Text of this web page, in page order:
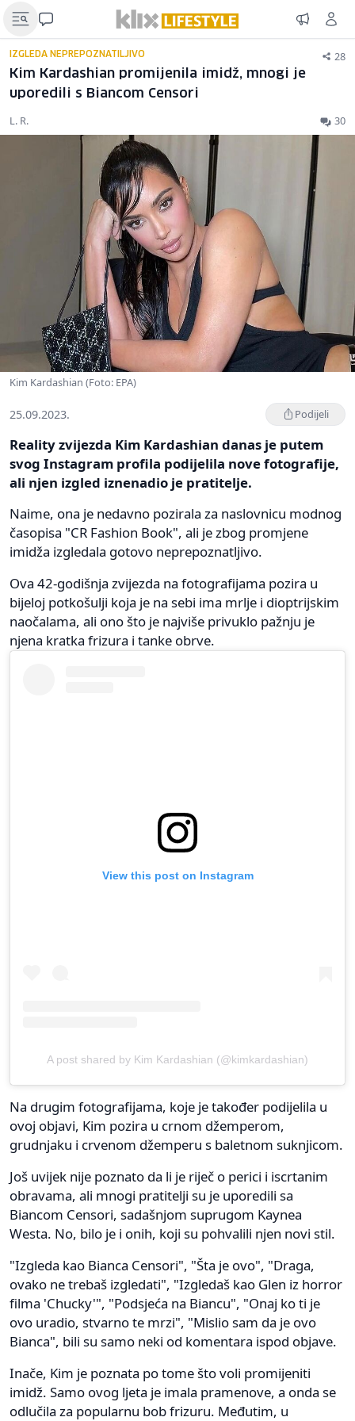
IZGLEDA NEPREPOZNATILJIVO 28
Kim Kardashian promijenila imidž, mnogi je
uporedili s Biancom Censori
L. R. 30
Kim Kardashian (Foto: EPA)
25.09.2023. Podijeli
Reality zvijezda Kim Kardashian danas je putem
svog Instagram profila podijelila nove fotografije,
ali njen izgled iznenadio je pratitelje.
Naime, ona je nedavno pozirala za naslovnicu modnog
časopisa "CR Fashion Book", ali je zbog promjene
imidža izgledala gotovo neprepoznatljivo.
Ova 42-godišnja zvijezda na fotografijama pozira u
bijeloj potkošulji koja je na sebi ima mrlje i dioptrijskim
naočalama, ali ono što je najviše privuklo pažnju je
njena kratka frizura i tanke obrve.
View this post on Instagram
A post shared by Kim Kardashian (@kimkardashian)
Na drugim fotografijama, koje je također podijelila u
ovoj objavi, Kim pozira u crnom džemperom,
grudnjaku i crvenom džemperu s baletnom suknjicom.
Još uvijek nije poznato da li je riječ o perici i iscrtanim
obravama, ali mnogi pratitelji su je uporedili sa
Biancom Censori, sadašnjom suprugom Kaynea
Westa. No, bilo je i onih, koji su pohvalili njen novi stil.
"Izgleda kao Bianca Censori", "Šta je ovo", "Draga,
ovako ne trebaš izgledati", "Izgledaš kao Glen iz horror
filma 'Chucky'", "Podsjeća na Biancu", "Onaj ko ti je
ovo uradio, stvarno te mrzi", "Mislio sam da je ovo
Bianca", bili su samo neki od komentara ispod objave.
Inače, Kim je poznata po tome što voli promijeniti
imidž. Samo ovog ljeta je imala pramenove, a onda se
odlučila za popularnu bob frizuru. Međutim, u